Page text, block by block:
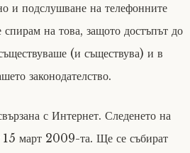
и подслушване на телефонните
спирам на това, защото достъпът до
(и съществува) и в
законодателство.
с Интернет. Следенето на
15 март 2009-та. Ще се събират